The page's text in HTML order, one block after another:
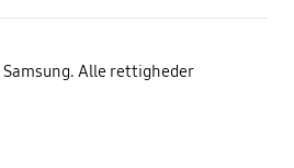
Alle rettigheder